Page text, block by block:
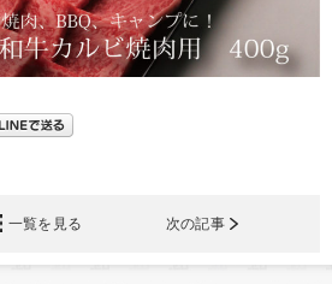
一覧を見る 次の記事